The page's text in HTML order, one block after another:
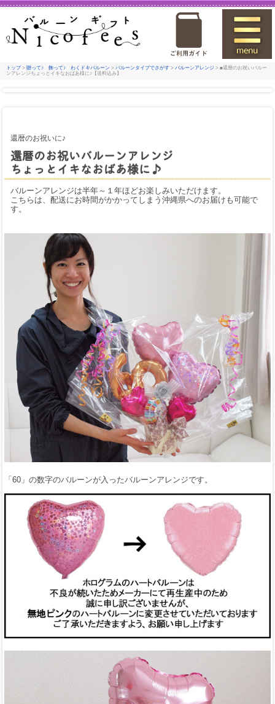
トップ > 贈って♪ 飾って♪ わくドキバルーン > バルーンタイプでさがす > バルーンアレンジ > ■還暦のお祝いバルー
ンアレンジちょっとイキなおばあ様に♪【送料込み】
還暦のお祝いに♪
還暦のお祝いバルーンアレンジ
ちょっとイキなおばあ様に♪
バルーンアレンジは半年～１年ほどお楽しみいただけます。
こちらは、配送にお時間がかかってしまう沖縄県へのお届けも可能で
す。
「60」の数字のバルーンが入ったバルーンアレンジです。